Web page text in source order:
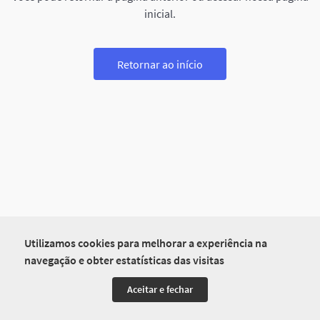
Utilizamos cookies para melhorar a experiência na
navegação e obter estatísticas das visitas
Aceitar e fechar
inicial.
Retornar ao início